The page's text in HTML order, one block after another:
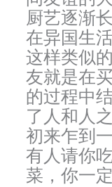
厨艺逐渐
在异国生
这样类似
友就是在
的过程中
了人和人
初来乍到
有人请你
菜，你一